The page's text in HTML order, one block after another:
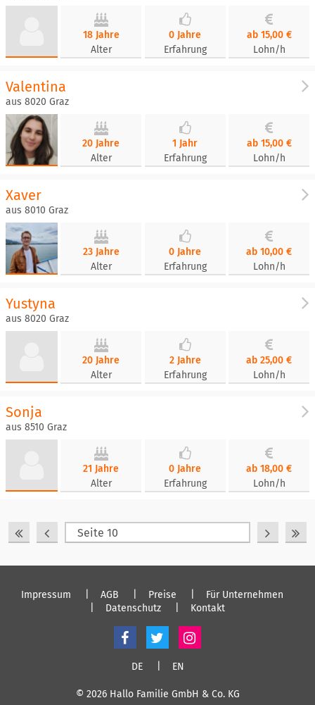
18 Jahre
Alter
0 Jahre
Erfahrung
ab 15,00 €
Lohn/h
Valentina
aus 8020 Graz
20 Jahre
Alter
1 Jahr
Erfahrung
ab 15,00 €
Lohn/h
Xaver
aus 8010 Graz
23 Jahre
Alter
0 Jahre
Erfahrung
ab 10,00 €
Lohn/h
Yustyna
aus 8020 Graz
20 Jahre
Alter
2 Jahre
Erfahrung
ab 25,00 €
Lohn/h
Sonja
aus 8510 Graz
21 Jahre
Alter
0 Jahre
Erfahrung
ab 18,00 €
Lohn/h
Impressum AGB Preise
Für Unternehmen
Datenschutz
Kontakt
DE EN
© 2026 Hallo Familie GmbH & Co. KG